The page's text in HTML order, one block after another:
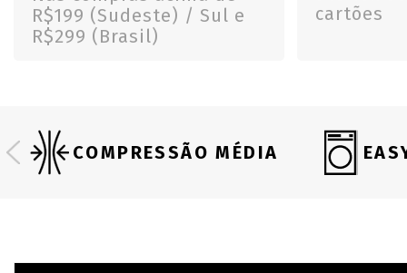
R$199 (Sudeste) / Sul e
R$299 (Brasil)
cartões
COMPRESSÃO MÉDIA